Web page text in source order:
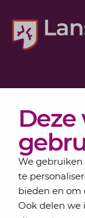
We
te
bieden en om
Ook delen we
Actueel
Over
Contact
Schrijf je